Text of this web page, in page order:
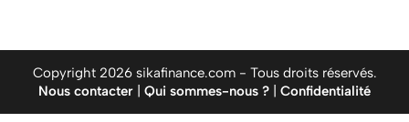
Copyright 2026 sikafinance.com - Tous droits réservés.
Nous contacter
Qui sommes-nous ? Confidentialité